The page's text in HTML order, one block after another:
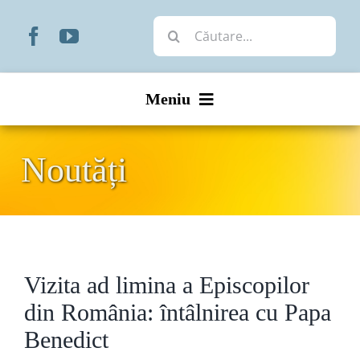
Cautare...
Meniu
Organizare
Liturgic
Noutăți
Vizita ad limina a Episcopilor
din România: întâlnirea cu Papa
Benedict